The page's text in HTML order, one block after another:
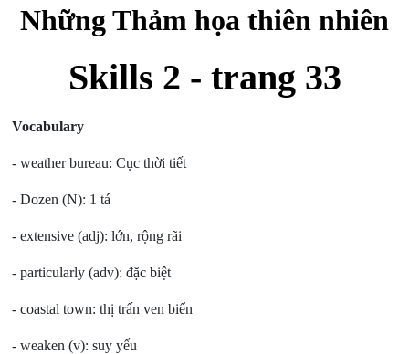
Những Thảm họa thiên nhiên
Skills 2 - trang 33
Vocabulary
- weather bureau: Cục thời tiết
- Dozen (N): 1 tá
- extensive (adj): lớn, rộng rãi
- particularly (adv): đặc biệt
- coastal town: thị trấn ven biển
- weaken (v): suy yếu